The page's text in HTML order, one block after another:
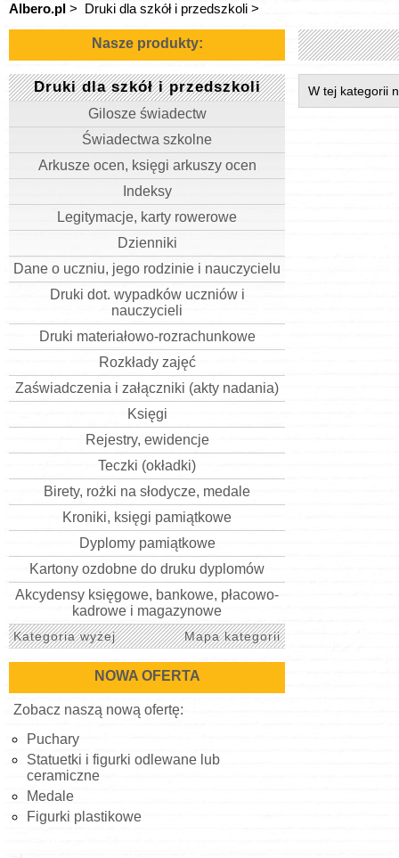
Albero.pl > Druki dla szkół i przedszkoli >
Nasze produkty:
Druki dla szkół i przedszkoli
Gilosze świadectw
Świadectwa szkolne
Arkusze ocen, księgi arkuszy ocen
Indeksy
Legitymacje, karty rowerowe
Dzienniki
Dane o uczniu, jego rodzinie i nauczycielu
Druki dot. wypadków uczniów i
nauczycieli
Druki materiałowo-rozrachunkowe
Rozkłady zajęć
Zaświadczenia i załączniki (akty nadania)
Księgi
Rejestry, ewidencje
Teczki (okładki)
Birety, rożki na słodycze, medale
Kroniki, księgi pamiątkowe
Dyplomy pamiątkowe
Kartony ozdobne do druku dyplomów
Akcydensy księgowe, bankowe, płacowo-
kadrowe i magazynowe
Kategoria wyżej Mapa kategorii
NOWA OFERTA
Zobacz naszą nową ofertę:
Puchary
Statuetki i figurki odlewane lub
ceramiczne
Medale
Figurki plastikowe
W tej kategorii